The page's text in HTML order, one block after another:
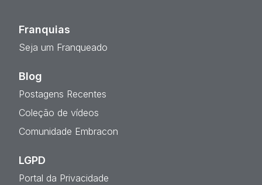
Franquias
Seja um Franqueado
Blog
Postagens Recentes
Coleção de vídeos
Comunidade Embracon
LGPD
Portal da Privacidade